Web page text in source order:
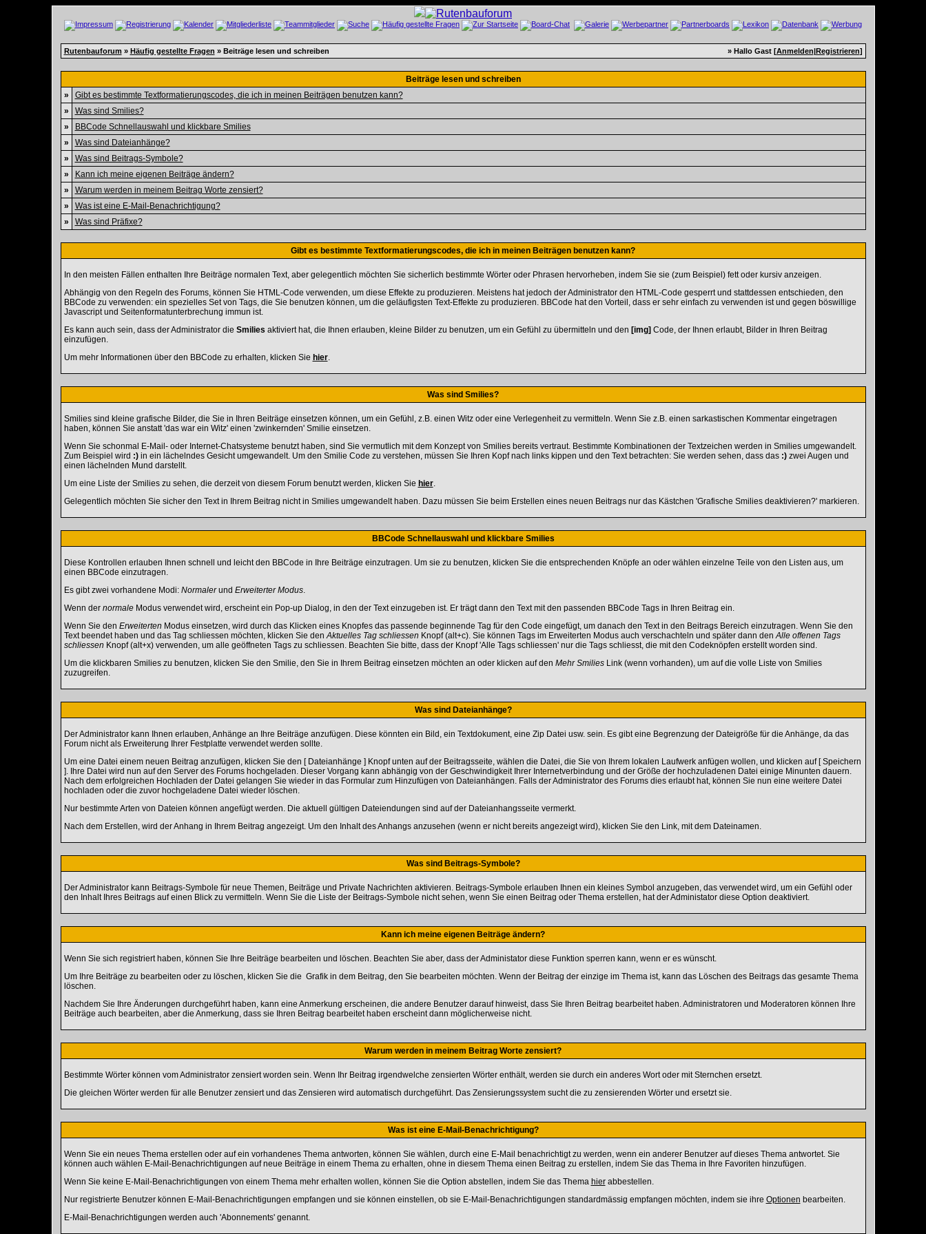
Rutenbauforum » Häufig gestellte Fragen » Beiträge lesen und schreiben » Hallo Gast [Anmelden|Registrieren]
Beiträge lesen und schreiben
»
Gibt es bestimmte Textformatierungscodes, die ich in meinen Beiträgen benutzen kann?
»
Was sind Smilies?
»
BBCode Schnellauswahl und klickbare Smilies
»
Was sind Dateianhänge?
»
Was sind Beitrags-Symbole?
»
Kann ich meine eigenen Beiträge ändern?
»
Warum werden in meinem Beitrag Worte zensiert?
»
Was ist eine E-Mail-Benachrichtigung?
»
Was sind Präfixe?
Gibt es bestimmte Textformatierungscodes, die ich in meinen Beiträgen benutzen kann?
In den meisten Fällen enthalten Ihre Beiträge normalen Text, aber gelegentlich möchten Sie sicherlich bestimmte Wörter oder Phrasen hervorheben, indem Sie sie (zum Beispiel) fett oder kursiv anzeigen.
Abhängig von den Regeln des Forums, können Sie HTML-Code verwenden, um diese Effekte zu produzieren. Meistens hat jedoch der Administrator den HTML-Code gesperrt und stattdessen entschieden, den
BBCode zu verwenden: ein spezielles Set von Tags, die Sie benutzen können, um die geläufigsten Text-Effekte zu produzieren. BBCode hat den Vorteil, dass er sehr einfach zu verwenden ist und gegen böswillige
Javascript und Seitenformatunterbrechung immun ist.
Es kann auch sein, dass der Administrator die Smilies aktiviert hat, die Ihnen erlauben, kleine Bilder zu benutzen, um ein Gefühl zu übermitteln und den [img] Code, der Ihnen erlaubt, Bilder in Ihren Beitrag
einzufügen.
Um mehr Informationen über den BBCode zu erhalten, klicken Sie hier.
Was sind Smilies?
Smilies sind kleine grafische Bilder, die Sie in Ihren Beiträge einsetzen können, um ein Gefühl, z.B. einen Witz oder eine Verlegenheit zu vermitteln. Wenn Sie z.B. einen sarkastischen Kommentar eingetragen
haben, können Sie anstatt 'das war ein Witz' einen 'zwinkernden' Smilie einsetzen.
Wenn Sie schonmal E-Mail- oder Internet-Chatsysteme benutzt haben, sind Sie vermutlich mit dem Konzept von Smilies bereits vertraut. Bestimmte Kombinationen der Textzeichen werden in Smilies umgewandelt.
Zum Beispiel wird :)in ein lächelndes Gesicht umgewandelt. Um den Smilie Code zu verstehen, müssen Sie Ihren Kopf nach links kippen und den Text betrachten: Sie werden sehen, dass das :)zwei Augen und
einen lächelnden Mund darstellt.
Um eine Liste der Smilies zu sehen, die derzeit von diesem Forum benutzt werden, klicken Sie hier.
Gelegentlich möchten Sie sicher den Text in Ihrem Beitrag nicht in Smilies umgewandelt haben. Dazu müssen Sie beim Erstellen eines neuen Beitrags nur das Kästchen 'Grafische Smilies deaktivieren?' markieren.
BBCode Schnellauswahl und klickbare Smilies
Diese Kontrollen erlauben Ihnen schnell und leicht den BBCode in Ihre Beiträge einzutragen. Um sie zu benutzen, klicken Sie die entsprechenden Knöpfe an oder wählen einzelne Teile von den Listen aus, um
einen BBCode einzutragen.
Es gibt zwei vorhandene Modi: Normalerund Erweiterter Modus.
Wenn der normaleModus verwendet wird, erscheint ein Pop-up Dialog, in den der Text einzugeben ist. Er trägt dann den Text mit den passenden BBCode Tags in Ihren Beitrag ein.
Wenn Sie den Erweiterten Modus einsetzen, wird durch das Klicken eines Knopfes das passende beginnende Tag für den Code eingefügt, um danach den Text in den Beitrags Bereich einzutragen. Wenn Sie den
Text beendet haben und das Tag schliessen möchten, klicken Sie denAktuelles Tag schliessen Knopf (alt+c). Sie können Tags im Erweiterten Modus auch verschachteln und später dann denAlle offenen Tags
schliessen Knopf (alt+x) verwenden, um alle geöffneten Tags zu schliessen. Beachten Sie bitte, dass der Knopf 'Alle Tags schliessen' nur die Tags schliesst, die mit den Codeknöpfen erstellt worden sind.
Um die klickbaren Smilies zu benutzen, klicken Sie den Smilie, den Sie in Ihrem Beitrag einsetzen möchten an oder klicken auf den Mehr SmiliesLink (wenn vorhanden), um auf die volle Liste von Smilies
zuzugreifen.
Was sind Dateianhänge?
Der Administrator kann Ihnen erlauben, Anhänge an Ihre Beiträge anzufügen. Diese könnten ein Bild, ein Textdokument, eine Zip Datei usw. sein. Es gibt eine Begrenzung der Dateigröße für die Anhänge, da das
Forum nicht als Erweiterung Ihrer Festplatte verwendet werden sollte.
Um eine Datei einem neuen Beitrag anzufügen, klicken Sie den [ Dateianhänge ] Knopf unten auf der Beitragsseite, wählen die Datei, die Sie von Ihrem lokalen Laufwerk anfügen wollen, und klicken auf [ Speichern
]. Ihre Datei wird nun auf den Server des Forums hochgeladen. Dieser Vorgang kann abhängig von der Geschwindigkeit Ihrer Internetverbindung und der Größe der hochzuladenen Datei einige Minunten dauern.
Nach dem erfolgreichen Hochladen der Datei gelangen Sie wieder in das Formular zum Hinzufügen von Dateianhängen. Falls der Administrator des Forums dies erlaubt hat, können Sie nun eine weitere Datei
hochladen oder die zuvor hochgeladene Datei wieder löschen.
Nur bestimmte Arten von Dateien können angefügt werden. Die aktuell gültigen Dateiendungen sind auf der Dateianhangsseite vermerkt.
Nach dem Erstellen, wird der Anhang in Ihrem Beitrag angezeigt. Um den Inhalt des Anhangs anzusehen (wenn er nicht bereits angezeigt wird), klicken Sie den Link, mit dem Dateinamen.
Was sind Beitrags-Symbole?
Der Administrator kann Beitrags-Symbole für neue Themen, Beiträge und Private Nachrichten aktivieren. Beitrags-Symbole erlauben Ihnen ein kleines Symbol anzugeben, das verwendet wird, um ein Gefühl oder
den Inhalt Ihres Beitrags auf einen Blick zu vermitteln. Wenn Sie die Liste der Beitrags-Symbole nicht sehen, wenn Sie einen Beitrag oder Thema erstellen, hat der Administator diese Option deaktiviert.
Kann ich meine eigenen Beiträge ändern?
Wenn Sie sich registriert haben, können Sie Ihre Beiträge bearbeiten und löschen. Beachten Sie aber, dass der Administator diese Funktion sperren kann, wenn er es wünscht.
Um Ihre Beiträge zu bearbeiten oder zu löschen, klicken Sie die Grafik in dem Beitrag, den Sie bearbeiten möchten. Wenn der Beitrag der einzige im Thema ist, kann das Löschen des Beitrags das gesamte Thema
löschen.
Nachdem Sie Ihre Änderungen durchgeführt haben, kann eine Anmerkung erscheinen, die andere Benutzer darauf hinweist, dass Sie Ihren Beitrag bearbeitet haben. Administratoren und Moderatoren können Ihre
Beiträge auch bearbeiten, aber die Anmerkung, dass sie Ihren Beitrag bearbeitet haben erscheint dann möglicherweise nicht.
Warum werden in meinem Beitrag Worte zensiert?
Bestimmte Wörter können vom Administrator zensiert worden sein. Wenn Ihr Beitrag irgendwelche zensierten Wörter enthält, werden sie durch ein anderes Wort oder mit Sternchen ersetzt.
Die gleichen Wörter werden für alle Benutzer zensiert und das Zensieren wird automatisch durchgeführt. Das Zensierungssystem sucht die zu zensierenden Wörter und ersetzt sie.
Was ist eine E-Mail-Benachrichtigung?
Wenn Sie ein neues Thema erstellen oder auf ein vorhandenes Thema antworten, können Sie wählen, durch eine E-Mail benachrichtigt zu werden, wenn ein anderer Benutzer auf dieses Thema antwortet. Sie
können auch wählen E-Mail-Benachrichtigungen auf neue Beiträge in einem Thema zu erhalten, ohne in diesem Thema einen Beitrag zu erstellen, indem Sie das Thema in Ihre Favoriten hinzufügen.
Wenn Sie keine E-Mail-Benachrichtigungen von einem Thema mehr erhalten wollen, können Sie die Option abstellen, indem Sie das Thema hierabbestellen.
Nur registrierte Benutzer können E-Mail-Benachrichtigungen empfangen und sie können einstellen, ob sie E-Mail-Benachrichtigungen standardmässig empfangen möchten, indem sie ihre Optionen bearbeiten.
E-Mail-Benachrichtigungen werden auch 'Abonnements' genannt.